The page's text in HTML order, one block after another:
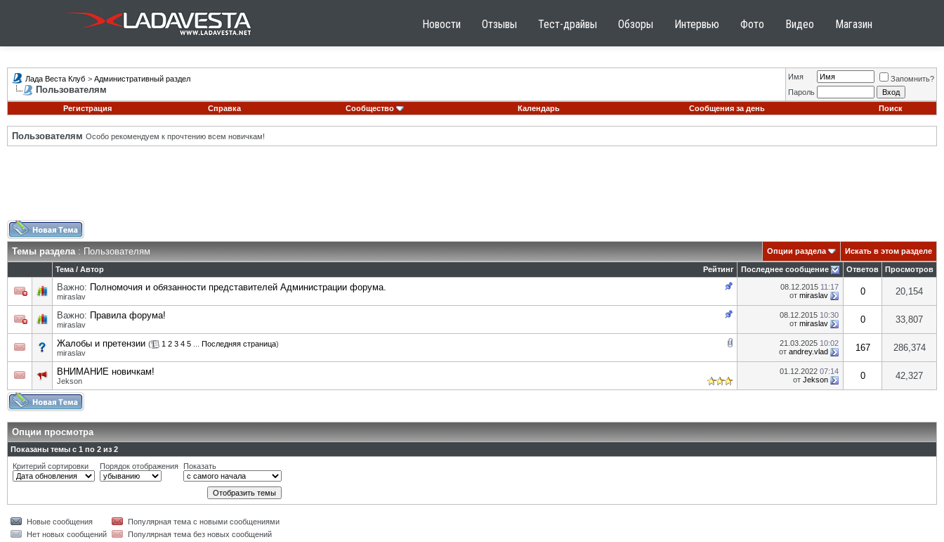
Новости Отзывы Тест-драйвы Обзоры Интервью Фото Видео Магазин
Лада Веста Клуб > Административный раздел
Пользователям
Имя
Запомнить?
Пароль
Регистрация
Справка Сообщество Календарь Сообщения за день Поиск
Пользователям Особо рекомендуем к прочтению всем новичкам!
Темы раздела: Пользователям Опции раздела Искать в этом разделе
Рейтинг
Тема / Автор Последнее сообщение Ответов Просмотров
Важно: Полномочия и обязанности представителей Администрации форума.
miraslav
08.12.2015 11:17
от miraslav 0 20,154
Важно: Правила форума!
miraslav
08.12.2015 10:30
от miraslav 0 33,807
Жалобы и претензии ( 1 2 3 4 5 Последняя страница)
miraslav
21.03.2025 10:02
от andrey.vlad 167 286,374
ВНИМАНИЕ новичкам!
Jekson
01.12.2022 07:14
от Jekson 0 42,327
Опции просмотра
Показаны темы с 1 по 2 из 2
Критерий сортировки
Порядок отображения Показать
Новые сообщения
Популярная тема с новыми сообщениями
Нет новых сообщений
Популярная тема без новых сообщений